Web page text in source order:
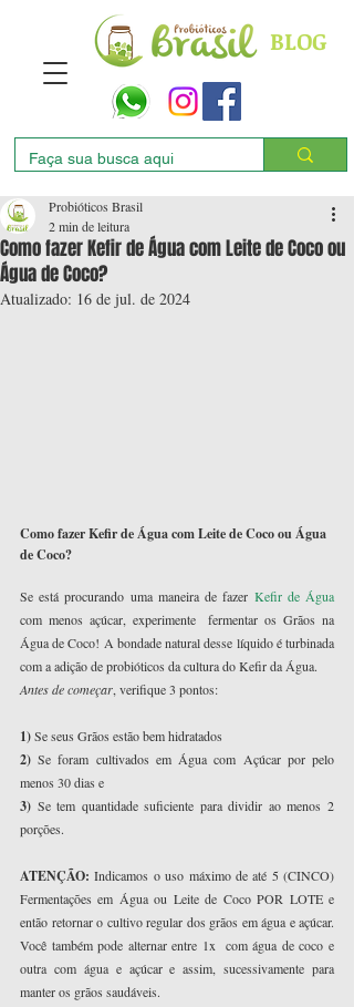
BLOG
Como fazer Kefir de Água com Leite de Coco ou
Água de Coco?
Probióticos Brasil
2 min de leitura
Atualizado: 16 de jul. de 2024
Como fazer Kefir de Água com Leite de Coco ou Água
de Coco?
Se está procurando uma maneira de fazer Kefir de Água
com menos açúcar, experimente  fermentar os Grãos na
Água de Coco! A bondade natural desse líquido é turbinada
com a adição de probióticos da cultura do Kefir da Água.
Antes de começar , verifique 3 pontos:
1) Se seus Grãos estão bem hidratados
2) Se foram cultivados em Água com Açúcar por pelo
menos 30 dias e
3) Se tem quantidade suficiente para dividir ao menos 2
porções.
ATENÇÃO: Indicamos o uso máximo de até 5 (CINCO)
Fermentações em Água ou Leite de Coco POR LOTE e
então retornar o cultivo regular dos grãos em água e açúcar.
Você também pode alternar entre 1x  com água de coco e
outra com água e açúcar e assim, sucessivamente para
manter os grãos saudáveis.